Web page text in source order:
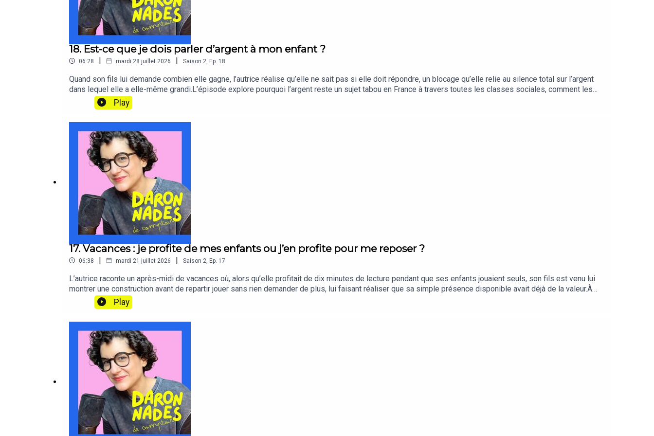
18. Est-ce que je dois parler d’argent à mon enfant ?
06:28 | mardi 28 juillet 2026 | Saison 2 Ep. 18
Quand son fils lui demande combien elle gagne, l’autrice réalise qu’elle ne sait pas si elle doit répondre, un blocage qu’elle relie au silence total sur l’argent
dans lequel elle a elle-même grandi.L’épisode explore pourquoi l’argent reste un sujet tabou en France à travers toutes les classes sociales, comment les
enfants construisent malgré tout des croyances sur l’argent dès le plus jeune âge à partir de ce qu’ils observent plutôt que de ce qu’on leur dit, et comment
elle a commencé à intégrer l’argent dans des conversations ordinaires plutôt que dans un grand discours ou dans un silence gêné.Sources : travaux du
Play
17. Vacances : je profite de mes enfants ou j’en profite pour me reposer ?
06:38 | mardi 21 juillet 2026 | Saison 2 Ep. 17
L’autrice raconte un après-midi de vacances où, alors qu’elle profitait de dix minutes de lecture pendant que ses enfants jouaient seuls, son fils est venu lui
montrer une construction avant de repartir jouer sans rien demander de plus, lui faisant réaliser que sa simple présence disponible avait déjà de la valeur.À
partir de là, l’épisode explore la tension entre vouloir du temps avec ses enfants et vouloir du repos pendant les vacances, la performance parentale qui s’est
installée autour de l’été, et pourquoi une mère qui s’autorise à se reposer offre souvent une présence plus vraie qu’une mère épuisée qui a tout fait avec ses
leur ouvrage Emotional Contagion publié par Cambridge University Press en 1993.
Play